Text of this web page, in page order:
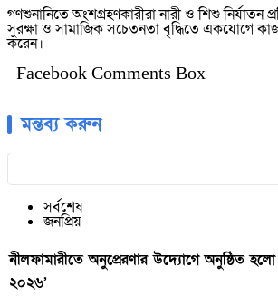
গণশুনানিতে অংশগ্রহণকারীরা নারী ও শিশু নির্যাতন
সুরক্ষা ও সামাজিক সচেতনতা বৃদ্ধিতে একযোগে
করেন।
Facebook Comments Box
মন্তব্য করুন
সর্বশেষ
জনপ্রিয়
নীলফামারীতে অনুপ্রেরণার উদ্যোগে অনুষ্ঠিত হলো
২০২৬’